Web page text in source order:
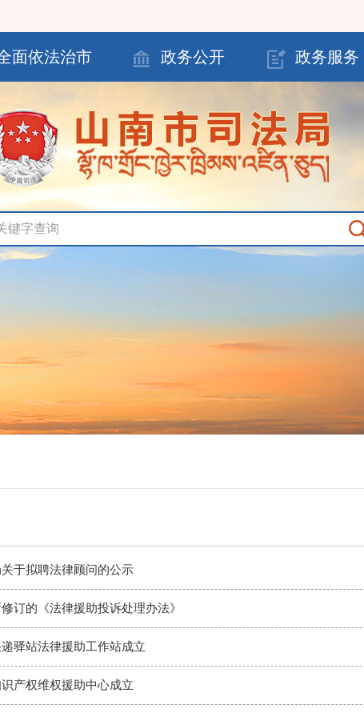
面依法治市 政务公开 政务服务
于拟聘法律顾问的公示
订的《法律援助投诉处理办法》
驿站法律援助工作站成立
产权维权援助中心成立